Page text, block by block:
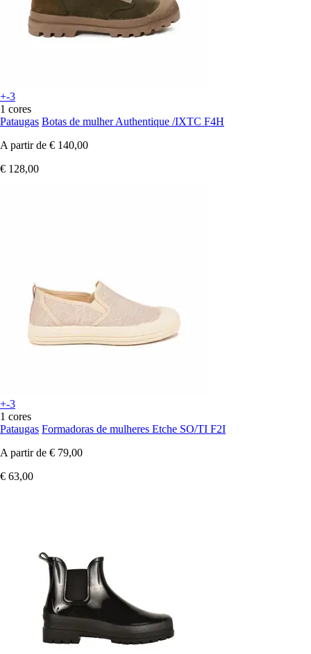
+-3
1 cores
Pataugas Botas de mulher Authentique /IXTC F4H
A partir de € 140,00
€ 128,00
+-3
1 cores
Pataugas Formadoras de mulheres Etche SO/TI F2I
A partir de € 79,00
€ 63,00